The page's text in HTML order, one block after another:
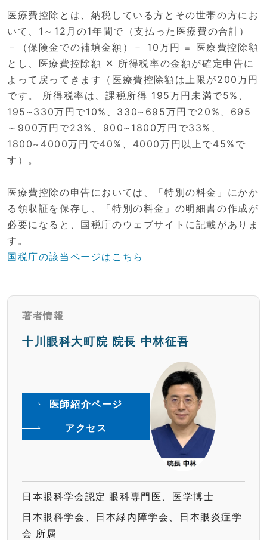
医療費控除とは、納税している方とその世帯の方にお
いて、1～12月の1年間で（支払った医療費の合計）
－（保険金での補填金額）－ 10万円 = 医療費控除額
とし、医療費控除額 ✕ 所得税率の金額が確定申告に
よって戻ってきます（医療費控除額は上限が200万円
です。 所得税率は、課税所得 195万円未満で5%、
195~330万円で10%、330~695万円で20%、695
～900万円で23%、900~1800万円で33%、
1800~4000万円で40%、4000万円以上で45%で
す）。
医療費控除の申告においては、「特別の料金」にかか
る領収証を保存し、「特別の料金」の明細書の作成が
必要になると、国税庁のウェブサイトに記載がありま
す。
国税庁の該当ページはこちら
著者情報
十川眼科大町院 院長 中林征吾
医師紹介ページ
アクセス
日本眼科学会認定 眼科専門医、医学博士
日本眼科学会、日本緑内障学会、日本眼炎症学
会 所属